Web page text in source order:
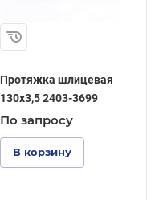
Протяжка шлицевая
130x3,5 2403-3699
По запросу
В корзину